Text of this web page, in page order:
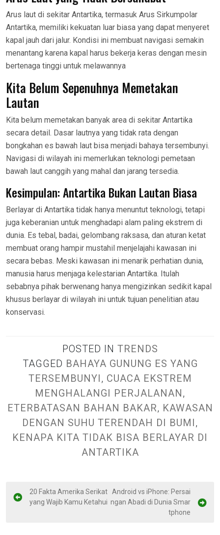
Arus laut di sekitar Antartika, termasuk Arus Sirkumpolar
Antartika, memiliki kekuatan luar biasa yang dapat menyeret
kapal jauh dari jalur. Kondisi ini membuat navigasi semakin
menantang karena kapal harus bekerja keras dengan mesin
bertenaga tinggi untuk melawannya
Kita Belum Sepenuhnya Memetakan
Lautan
Kita belum memetakan banyak area di sekitar Antartika
secara detail. Dasar lautnya yang tidak rata dengan
bongkahan es bawah laut bisa menjadi bahaya tersembunyi.
Navigasi di wilayah ini memerlukan teknologi pemetaan
bawah laut canggih yang mahal dan jarang tersedia.
Kesimpulan: Antartika Bukan Lautan Biasa
Berlayar di Antartika tidak hanya menuntut teknologi, tetapi
juga keberanian untuk menghadapi alam paling ekstrem di
dunia. Es tebal, badai, gelombang raksasa, dan aturan ketat
membuat orang hampir mustahil menjelajahi kawasan ini
secara bebas. Meski kawasan ini menarik perhatian dunia,
manusia harus menjaga kelestarian Antartika. Itulah
sebabnya pihak berwenang hanya mengizinkan sedikit kapal
khusus berlayar di wilayah ini untuk tujuan penelitian atau
konservasi.
POSTED IN TRENDS
TAGGED BAHAYA GUNUNG ES YANG
TERSEMBUNYI, CUACA EKSTREM
MENGHALANGI PERJALANAN,
ETERBATASAN BAHAN BAKAR, KAWASAN
DENGAN SUHU TERENDAH DI BUMI,
KENAPA KITA TIDAK BISA BERLAYAR DI
ANTARTIKA
N
20 Fakta Amerika Serikat
yang Wajib Kamu Ketahui
Android vs iPhone: Persai
ngan Abadi di Dunia Smar
tphone